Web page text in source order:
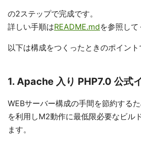
の2ステップで完成です。
詳しい手順はREADME.mdを参照して
以下は構成をつくったときのポイント
1. Apache 入り PHP7.0 公式
WEBサーバー構成の手間を節約する
を利用しM2動作に最低限必要なビル
ます。